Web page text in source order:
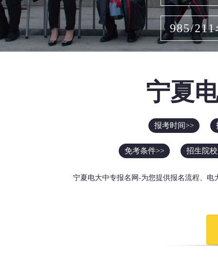
985/211
宁夏
报考时间>>
免考条件>> 招生院
宁夏电大中专报名网-为您提供报名流程、